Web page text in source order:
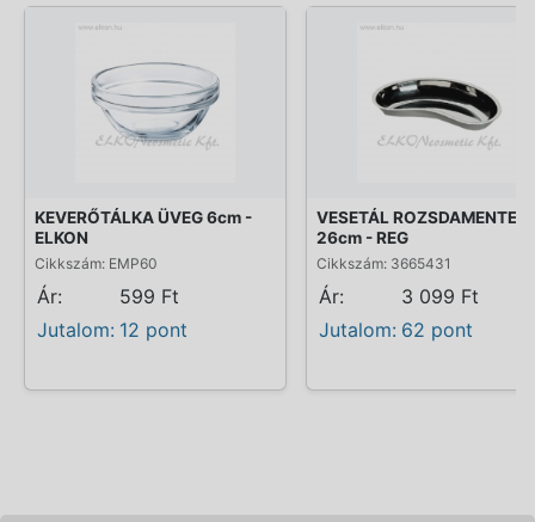
KEVERŐTÁLKA ÜVEG 6cm -
ELKON
Cikkszám: EMP60
Ár:
599 Ft
Jutalom: 12 pont
VESETÁL ROZSDAMENTES
26cm - REG
Cikkszám: 3665431
Ár:
3 099 Ft
Jutalom: 62 pont